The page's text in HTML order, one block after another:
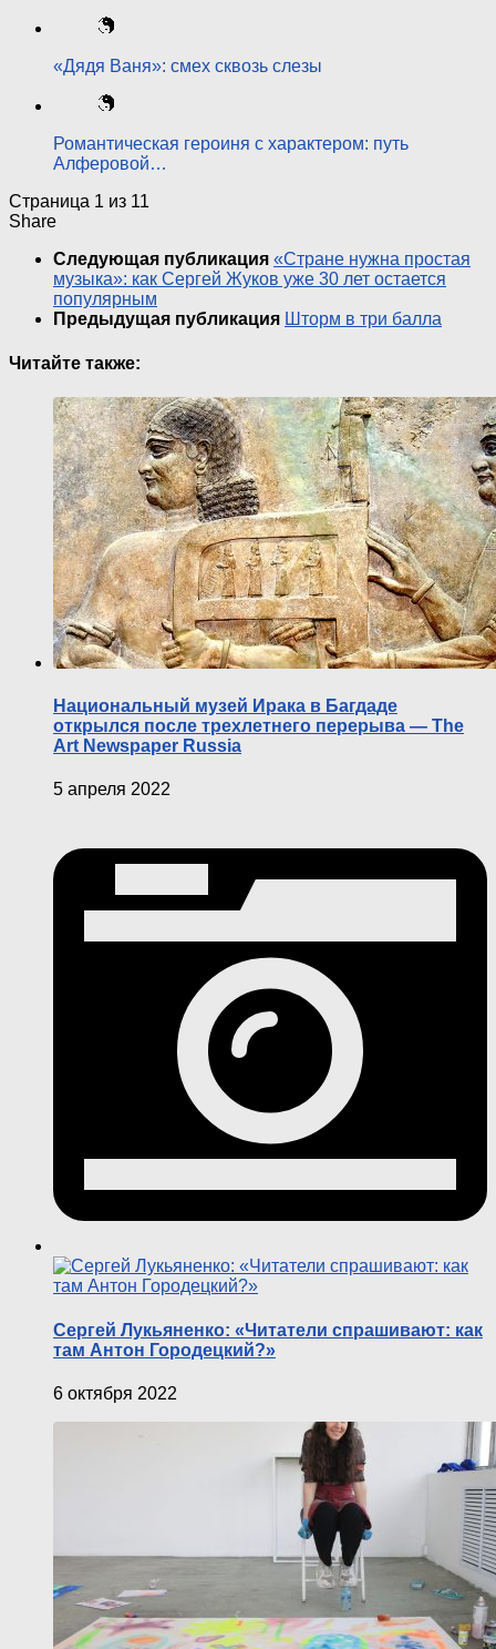
«Дядя Ваня»: смех сквозь слезы
Романтическая героиня с характером: путь
Алферовой…
Страница 1 из 11
Share
Следующая публикация «Стране нужна простая
музыка»: как Сергей Жуков уже 30 лет остается
популярным
Предыдущая публикация Шторм в три балла
Читайте также:
Национальный музей Ирака в Багдаде
открылся после трехлетнего перерыва — The
Art Newspaper Russia
5 апреля 2022
Сергей Лукьяненко: «Читатели спрашивают: как
там Антон Городецкий?»
6 октября 2022